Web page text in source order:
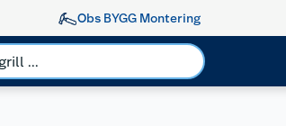
Obs BYGG Montering